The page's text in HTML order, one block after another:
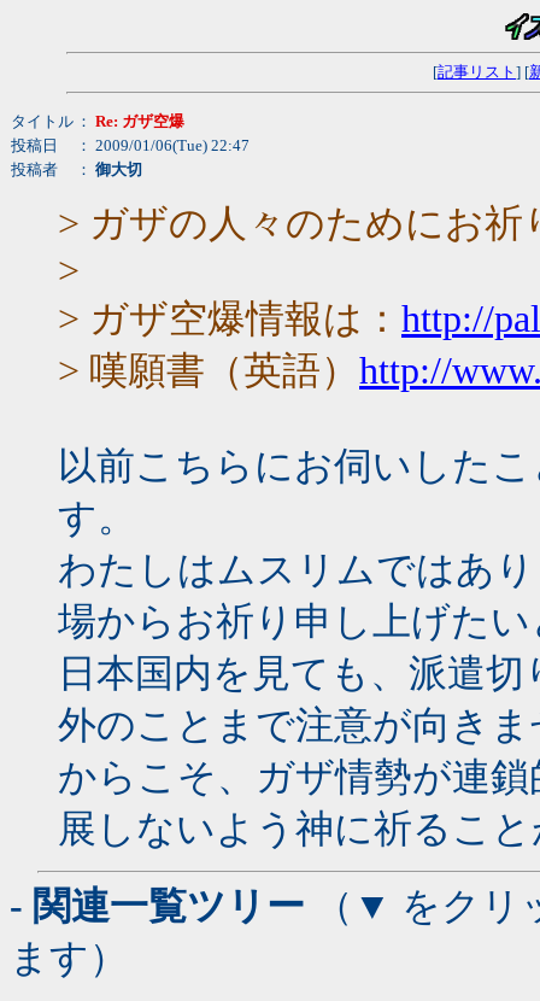
[記事リスト ] [
タイトル ： Re: ガザ空爆
投稿日
： 2009/01/06(Tue) 22:47
投稿者
： 御大切
> ガザの人々のためにお
>
> ガザ空爆情報は： http://
> 嘆願書（英語） http://
以前こちらにお伺いした
す。
わたしはムスリムではあ
場からお祈り申し上げた
日本国内を見ても、派遣
外のことまで注意が向き
からこそ、ガザ情勢が連
展しないよう神に祈るこ
- 関連一覧ツリー （▼ をクリ
ます）